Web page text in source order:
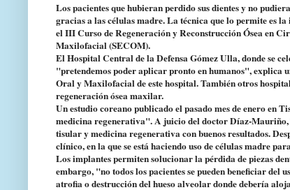
Los pacientes que hubieran perdido sus dientes y no
gracias a las células madre. La técnica que lo permite es
el III Curso de Regeneración y Reconstrucción Ósea en
Maxilofacial (SECOM).
El Hospital Central de la Defensa Gómez Ulla, donde se
"pretendemos poder aplicar pronto en humanos", explica
Oral y Maxilofacial de este hospital. También otros
regeneración ósea maxilar.
Un estudio coreano publicado el pasado mes de enero
medicina regenerativa". A juicio del doctor Díaz-
tisular y medicina regenerativa con buenos resultados.
clínico, en la que se está haciendo uso de células madre
Los implantes permiten solucionar la pérdida de piezas
embargo, "no todos los pacientes se pueden beneficiar
atrofia o destrucción del hueso alveolar donde debería